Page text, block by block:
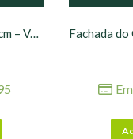
Calango Cícero Ferreira – 50 cm – Vermelha